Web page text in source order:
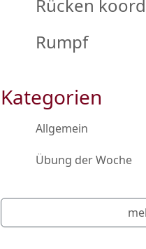
Rücken
Rumpf
Kategorien
Allgemein
Übung der Woche